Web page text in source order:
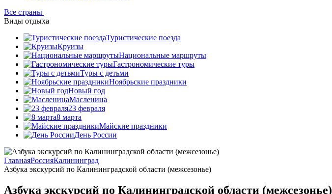
Все страны
Виды отдыха
Туристические поезда
Круизы
Национальные маршруты
Гастрономические туры
Туры с детьми
Ноябрьские праздники
Новый год
Масленица
23 февраля
8 марта
Майские праздники
День России
ГлавнаяРоссияКалининград
Азбука экскурсий по Калининградской области (межсезонье)
Азбука экскурсий по Калининградской области (межсезонье)